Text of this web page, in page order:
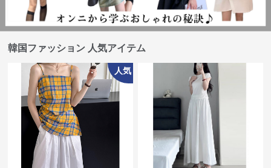
韓国ファッション 人気アイテム
人気